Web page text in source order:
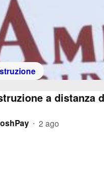
a distanza
• 2 ago